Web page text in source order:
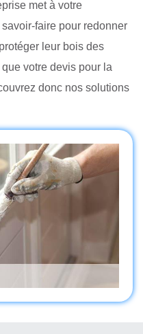
met à votre
faire pour redonner
leur bois des
votre devis pour la
donc nos solutions